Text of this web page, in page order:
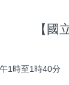
【國
1時至1時40分